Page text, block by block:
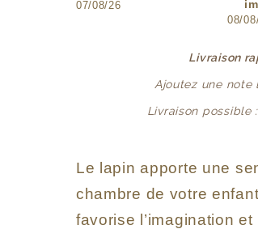
07/08/26
08/
Livraison
Ajoutez une note
Livraison possible
Le lapin apporte une
chambre de votre
favorise l’imagination